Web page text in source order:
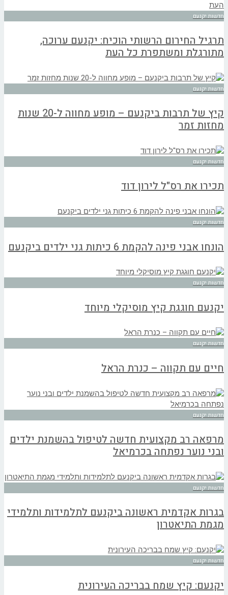
חדשות יקנעם
תרגיל החירום הרשותי הוכיח: יקנעם ערוכה,
מתורגלת ומשתפרת כל העת
חדשות יקנעם
קיץ של תרבות ביקנעם – מופע מחווה ל-20 שנות
מחזות זמר
חדשות יקנעם
תכירו את רס"ל לירון דוד
חדשות יקנעם
הונחו אבני פינה להקמת 6 כיתות גני ילדים ביקנעם
חדשות יקנעם
יקנעם חוגגת קיץ מוסיקלי מיוחד
חדשות יקנעם
חיים עם תקווה – כנרת הראל
חדשות יקנעם
מרפאה רב מקצועית חדשה לטיפול בהשמנת ילדים
ובני נוער נפתחה בכרמיאל
חדשות יקנעם
בגרות אקדמית ראשונה ביקנעם לתלמידות ותלמידי
מגמת התיאטרון
חדשות יקנעם
יקנעם: קיץ שמח בבריכה העירונית